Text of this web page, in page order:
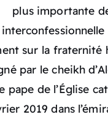
plus importante
sur la fraternité
par le cheikh
pape de l’Église
2019 dans